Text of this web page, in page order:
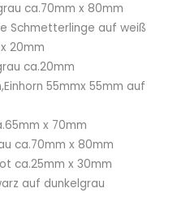
ca.70mm x 80mm
Schmetterlinge auf weiß
20mm
ca.20mm
55mmx 55mm auf
x 70mm
ca.70mm x 80mm
ca.25mm x 30mm
auf dunkelgrau